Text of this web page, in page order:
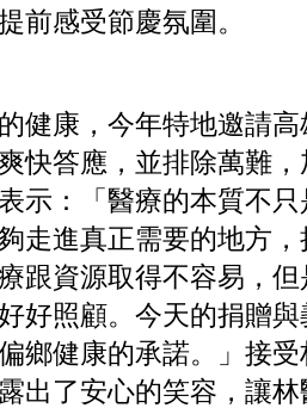
前感受節慶氛圍。
健康，今年特地邀請
快答應，並排除萬難
示：「醫療的本質不
走進真正需要的地方
跟資源取得不容易，
好照顧。今天的捐贈
鄉健康的承諾。」接
出了安心的笑容，讓